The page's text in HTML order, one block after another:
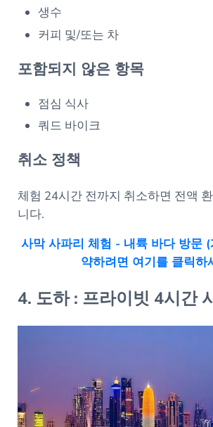
생수
커피 및/또는 차
포함되지 않은 항목
점심 식사
쿼드 바이크
취소 정책
체험 24시간 전까지 취소하면 전액
니다.
사막 사파리 체험 - 내륙 바다 방문
약하려면 여기를 클릭하
4. 도하 : 프라이빗 4시간